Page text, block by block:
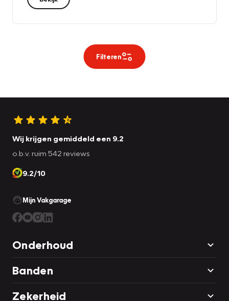
Filteren
Wij krijgen gemiddeld een 9.2
o.b.v. ruim 542 reviews
9.2/10
Mijn Vakgarage
Onderhoud
Banden
Zekerheid